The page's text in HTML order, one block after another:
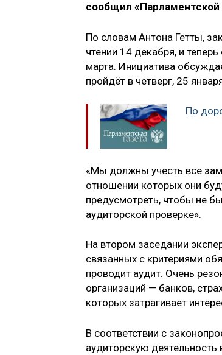
сообщил
По словам Антона Гетты,
чтении 14 декабря, и
марта. Инициатива
пройдёт в четверг, 25
По
«Мы должны учесть все
отношении которых они
предусмотреть, чтобы не
аудиторской проверке».
На втором заседании
связанных с критериями
проводит аудит. Очень
организаций — банков,
которых затрагивает
В соответствии с
аудиторскую деятельность